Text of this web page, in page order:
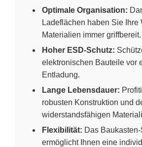
Optimale Organisation:
Ladeflächen haben Sie Ihre
Materialien immer griffbereit.
Hoher ESD-Schutz:
elektronischen Bauteile vor
Entladung.
Lange Lebensdauer:
robusten Konstruktion und
widerstandsfähigen
Flexibilität: Das
ermöglicht Ihnen eine